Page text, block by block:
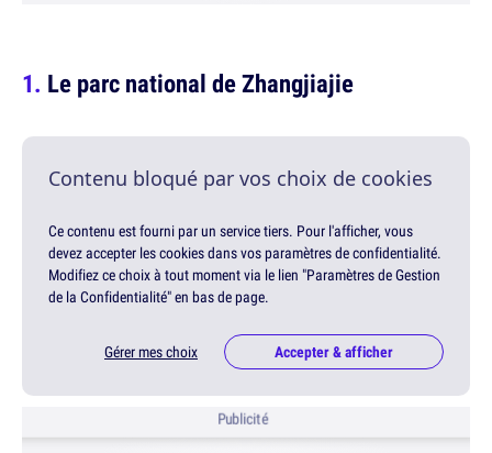
Le parc national de Zhangjiajie
Contenu bloqué par vos choix de cookies
Ce contenu est fourni par un service tiers. Pour l'afficher, vous
devez accepter les cookies dans vos paramètres de confidentialité.
Modifiez ce choix à tout moment via le lien "Paramètres de Gestion
de la Confidentialité" en bas de page.
Gérer mes choix Accepter & afficher
Publicité